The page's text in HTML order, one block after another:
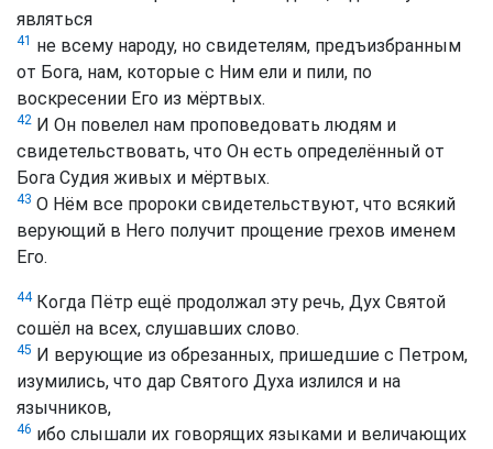
являться
41 не всему народу, но свидетелям, предъизбранным
от Бога, нам, которые с Ним ели и пили, по
воскресении Его из мёртвых.
42 И Он повелел нам проповедовать людям и
свидетельствовать, что Он есть определённый от
Бога Судия живых и мёртвых.
43 О Нём все пророки свидетельствуют, что всякий
верующий в Него получит прощение грехов именем
Его.
44Когда Пётр ещё продолжал эту речь, Дух Святой
сошёл на всех, слушавших слово.
45 И верующие из обрезанных, пришедшие с Петром,
изумились, что дар Святого Духа излился и на
язычников,
46 ибо слышали их говорящих языками и величающих